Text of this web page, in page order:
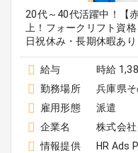
20代～40代活躍中！【
上！フォークリフト資
日祝休み・長期休暇あ
給与
時給
勤務場所
兵庫県
雇用形態
派遣
企業名
株式会
情報提供
HR Ads